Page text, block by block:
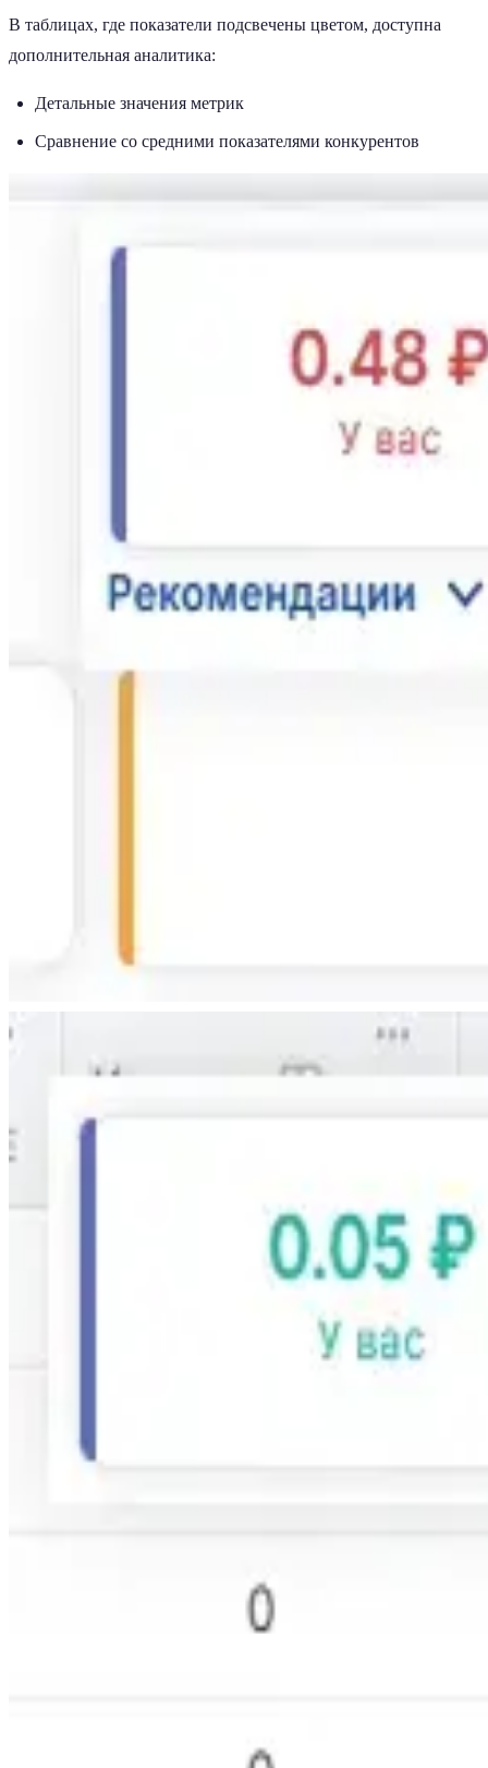
В таблицах, где показатели подсвечены цветом, доступна
дополнительная аналитика:
Детальные значения метрик
Сравнение со средними показателями конкурентов